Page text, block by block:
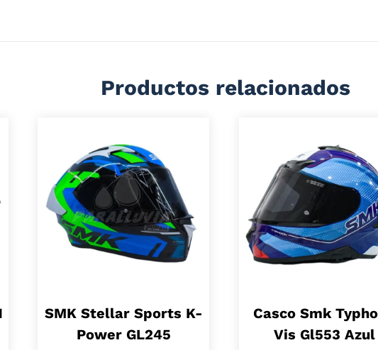
Productos relacionados
SMK Stellar Sports K-
Power GL245
Casco Smk
Vis Gl553 Azul